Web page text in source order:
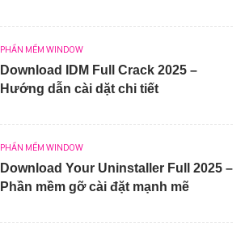
PHẦN MỀM WINDOW
Download IDM Full Crack 2025 –
Hướng dẫn cài dặt chi tiết
PHẦN MỀM WINDOW
Download Your Uninstaller Full 2025 –
Phần mềm gỡ cài đặt mạnh mẽ